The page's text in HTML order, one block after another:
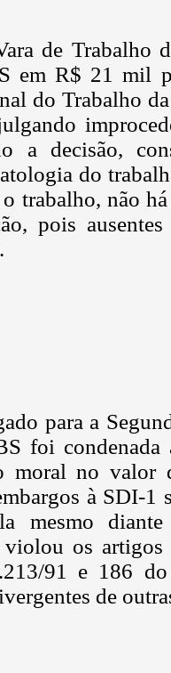
de Trabalho
em R$ 21 mil
do Trabalho
a decisão,
do
trabalho, não
pois
para a
foi condenada
moral no
à SDI-1
mesmo
os artigos
91 e 186
de